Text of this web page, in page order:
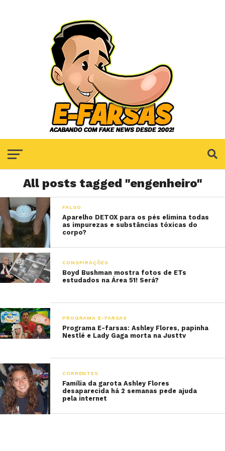
All posts tagged "engenheiro"
FALSO
Aparelho DETOX para os pés elimina todas
as impurezas e substâncias tóxicas do
corpo?
CONSPIRAÇÕES
Boyd Bushman mostra fotos de ETs
estudados na Área 51! Será?
PROGRAMA E-FARSAS
Programa E-farsas: Ashley Flores, papinha
Nestlé e Lady Gaga morta na Justtv
CORRENTES
Família da garota Ashley Flores
desaparecida há 2 semanas pede ajuda
pela internet